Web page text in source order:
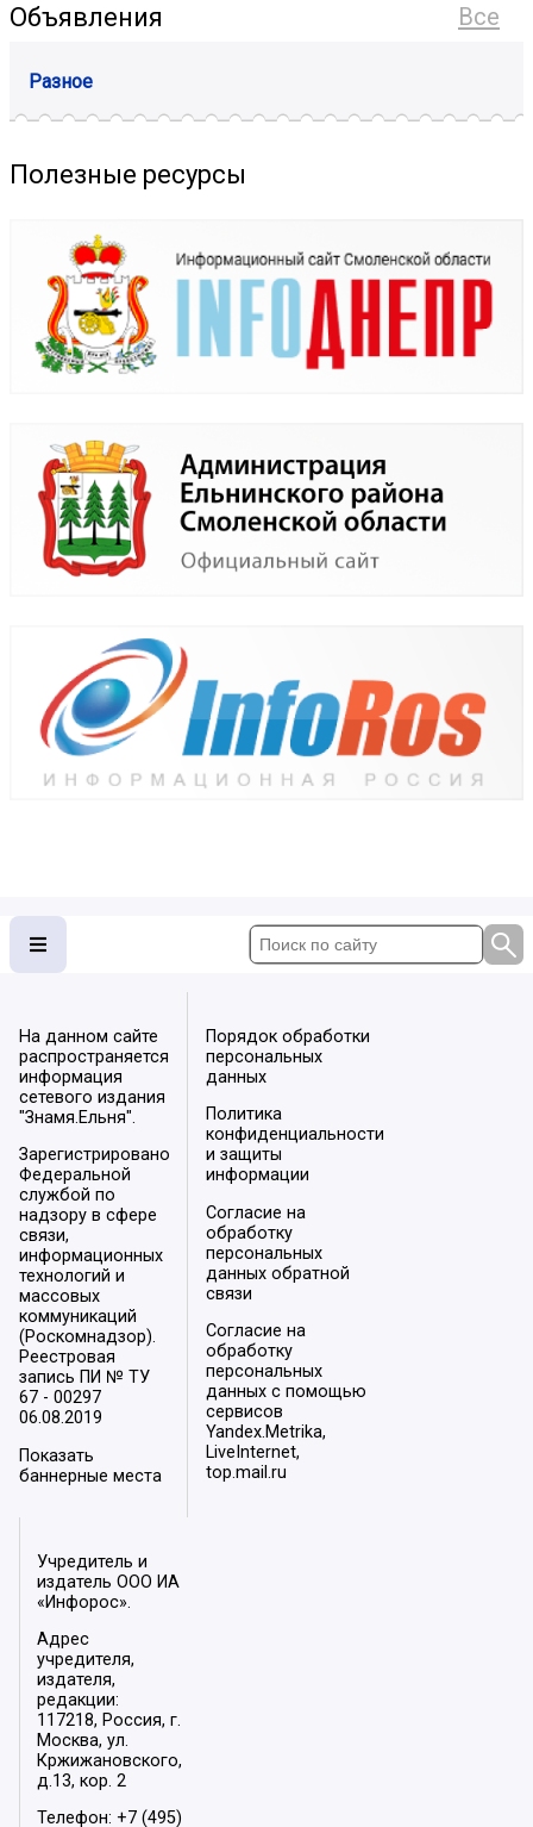
Все
Объявления
Разное
Полезные ресурсы
На данном сайте
распространяется
информация
сетевого издания
"Знамя.Ельня".
Зарегистрировано
Федеральной
службой по
надзору в сфере
связи,
информационных
технологий и
массовых
коммуникаций
(Роскомнадзор).
Реестровая
запись ПИ № ТУ
67 - 00297
06.08.2019
Показать
баннерные места
Порядок обработки
персональных
данных
Политика
конфиденциальности
и защиты
информации
Согласие на
обработку
персональных
данных обратной
связи
Согласие на
обработку
персональных
данных с помощью
сервисов
Yandex.Metrika,
LiveInternet,
top.mail.ru
Учредитель и
издатель ООО ИА
«Инфорос».
Адрес
учредителя,
издателя,
редакции:
117218, Россия, г.
Москва, ул.
Кржижановского,
д.13, кор. 2
Телефон: +7 (495)